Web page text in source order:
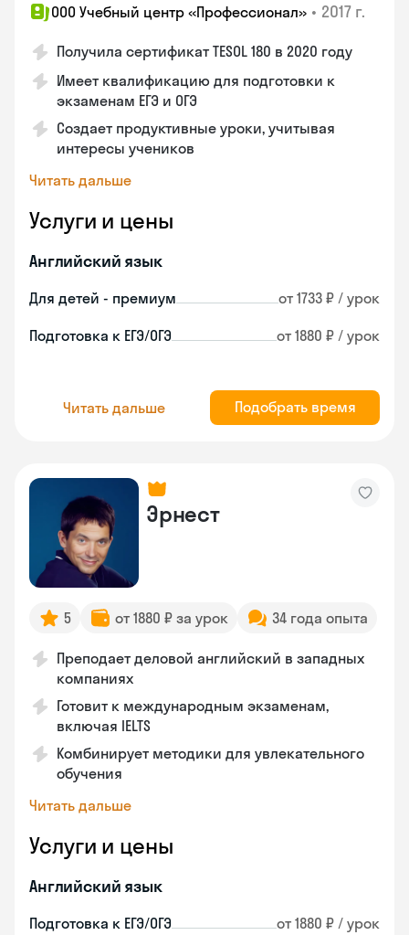
ООО Учебный центр «Профессионал» • 2017 г.
Получила сертификат TESOL 180 в 2020 году
Имеет квалификацию для подготовки к
экзаменам ЕГЭ и ОГЭ
Создает продуктивные уроки, учитывая
интересы учеников
Читать дальше
Услуги и цены
Английский язык
Для детей - премиум от 1733 ₽ / урок
Подготовка к ЕГЭ/ОГЭ от 1880 ₽ / урок
Читать дальше Подобрать время
Эрнест
5 от 1880 ₽ за урок 34 года опыта
Преподает деловой английский в западных
компаниях
Готовит к международным экзаменам,
включая IELTS
Комбинирует методики для увлекательного
обучения
Читать дальше
Услуги и цены
Английский язык
Подготовка к ЕГЭ/ОГЭ от 1880 ₽ / урок